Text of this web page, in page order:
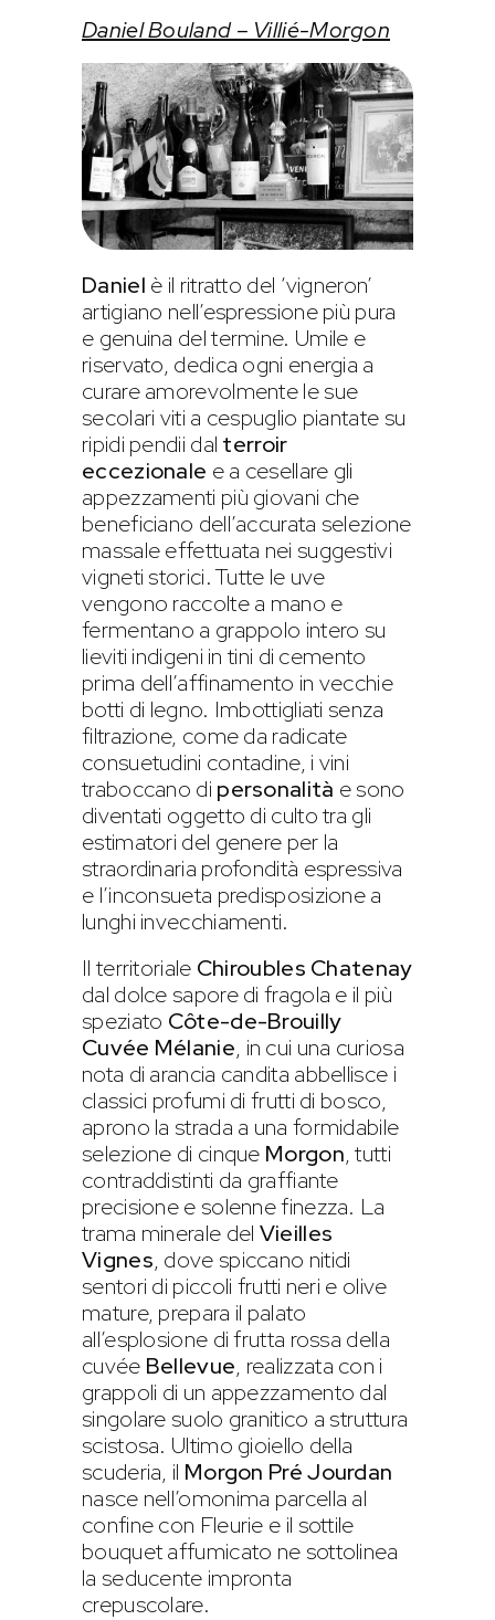
Daniel Bouland – Villié-Morgon
Daniel è il ritratto del ‘vigneron’
artigiano nell’espressione più pura
e genuina del termine. Umile e
riservato, dedica ogni energia a
curare amorevolmente le sue
secolari viti a cespuglio piantate su
ripidi pendii dal terroir
eccezionale e a cesellare gli
appezzamenti più giovani che
beneficiano dell’accurata selezione
massale effettuata nei suggestivi
vigneti storici. Tutte le uve
vengono raccolte a mano e
fermentano a grappolo intero su
lieviti indigeni in tini di cemento
prima dell’affinamento in vecchie
botti di legno. Imbottigliati senza
filtrazione, come da radicate
consuetudini contadine, i vini
traboccano di personalità e sono
diventati oggetto di culto tra gli
estimatori del genere per la
straordinaria profondità espressiva
e l’inconsueta predisposizione a
lunghi invecchiamenti.
Il territoriale Chiroubles Chatenay
dal dolce sapore di fragola e il più
speziato Côte-de-Brouilly
Cuvée Mélanie, in cui una curiosa
nota di arancia candita abbellisce i
classici profumi di frutti di bosco,
aprono la strada a una formidabile
selezione di cinque Morgon, tutti
contraddistinti da graffiante
precisione e solenne finezza. La
trama minerale del Vieilles
Vignes, dove spiccano nitidi
sentori di piccoli frutti neri e olive
mature, prepara il palato
all’esplosione di frutta rossa della
cuvée Bellevue, realizzata con i
grappoli di un appezzamento dal
singolare suolo granitico a struttura
scistosa. Ultimo gioiello della
scuderia, il Morgon Pré Jourdan
nasce nell’omonima parcella al
confine con Fleurie e il sottile
bouquet affumicato ne sottolinea
la seducente impronta
crepuscolare.